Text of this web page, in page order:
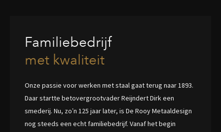
Familiebedrijf
met kwaliteit
Onze passie voor werken met staal gaat terug naar 1893.
Daar startte betovergrootvader Reijndert Dirk een
smederij. Nu, zo’n 125 jaar later, is De Rooy Metaaldesign
nog steeds een echt familiebedrijf. Vanaf het begin